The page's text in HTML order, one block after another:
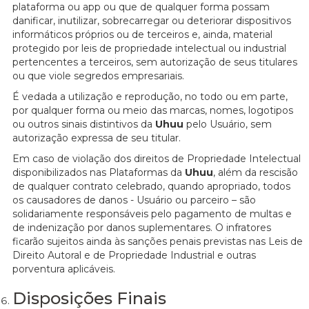
plataforma ou app ou que de qualquer forma possam
danificar, inutilizar, sobrecarregar ou deteriorar dispositivos
informáticos próprios ou de terceiros e, ainda, material
protegido por leis de propriedade intelectual ou industrial
pertencentes a terceiros, sem autorização de seus titulares
ou que viole segredos empresariais.
É vedada a utilização e reprodução, no todo ou em parte,
por qualquer forma ou meio das marcas, nomes, logotipos
ou outros sinais distintivos da Uhuu pelo Usuário, sem
autorização expressa de seu titular.
Em caso de violação dos direitos de Propriedade Intelectual
disponibilizados nas Plataformas da Uhuu, além da rescisão
de qualquer contrato celebrado, quando apropriado, todos
os causadores de danos - Usuário ou parceiro – são
solidariamente responsáveis pelo pagamento de multas e
de indenização por danos suplementares. O infratores
ficarão sujeitos ainda às sanções penais previstas nas Leis de
Direito Autoral e de Propriedade Industrial e outras
porventura aplicáveis.
Disposições Finais